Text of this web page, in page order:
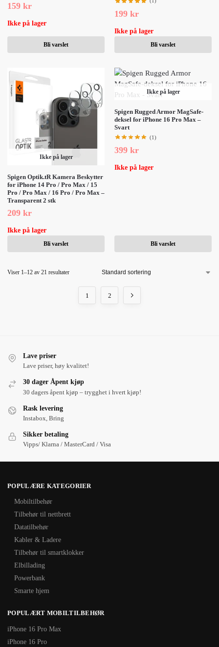
159 kr
Ikke på lager
Bli varslet
199 kr
Ikke på lager
Bli varslet
Ikke på lager
Spigen Optik.tR Kamera Beskytter
for iPhone 14 Pro / Pro Max / 15
Pro / Pro Max / 16 Pro / Pro Max –
Transparent 2 stk
209 kr
Ikke på lager
Bli varslet
Ikke på lager
Spigen Rugged Armor MagSafe-
deksel for iPhone 16 Pro Max –
Svart
(1)
399 kr
Ikke på lager
Bli varslet
Viser 1–12 av 21 resultater
1 2
Lave priser
Lave priser, høy kvalitet!
30 dager Åpent kjøp
30 dagers åpent kjøp – trygghet i hvert kjøp!
Rask levering
Instabox, Bring
Sikker betaling
Vipps/ Klarna / MasterCard / Visa
POPULÆRE KATEGORIER
Mobiltilbehør
Tilbehør til nettbrett
Datatilbehør
Kabler & Ladere
Tilbehør til smartklokker
Elbillading
Powerbank
Smarte hjem
POPULÆRT MOBILTILBEHØR
iPhone 16 Pro Max
iPhone 16 Pro